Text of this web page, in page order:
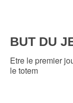
BUT DU
Etre le premier
le totem